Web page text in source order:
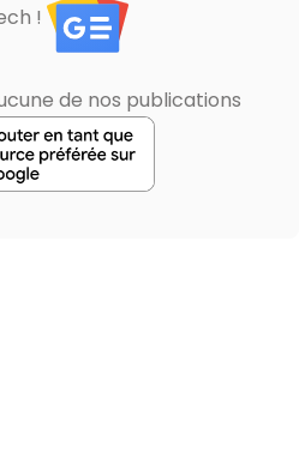
!
de nos publications